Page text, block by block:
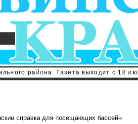
района. Газета выходит с 18
справка для посещающих бассейн